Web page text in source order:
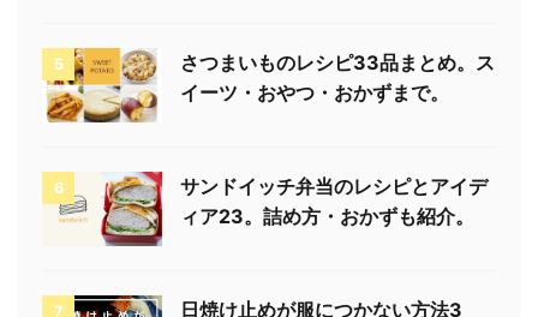
5
さつまいものレシピ33品まとめ。ス
イーツ・おやつ・おかずまで。
6
サンドイッチ弁当のレシピとアイデ
ィア23。詰め方・おかずも紹介。
7
日焼け止めが服につかない方法3